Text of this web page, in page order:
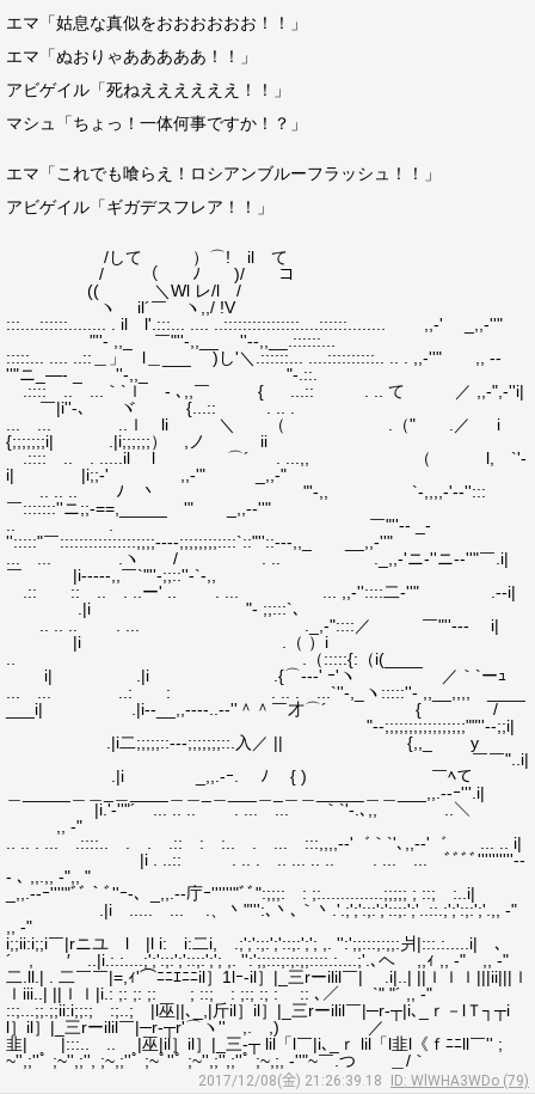
エマ「姑息な真似をおおおおおお！！」
エマ「ぬおりゃあああああ！！」
アビゲイル「死ねええええええ！！」
マシュ「ちょっ！一体何事ですか！？」
エマ「これでも喰らえ！ロシアンブルーフラッシュ！！」
アビゲイル「ギガデスフレア！！」
/して ）⌒! ilゝて
/ （ ﾉ )/ コ
(( ＼Wl レ/l /
ヽ il´￣ ヽ,,/ !V
:::....::::::........ . il l'.:::... .... ..::::::::::::::::....::::::........ ,,-' _,,-''"
"''- ,,_ ￣"''-,,__ ''--,,__.::::::...
:::::... .... ..::＿」 l＿___ )し'＼.::::::... ....::::::::::.. .. . ,,-''" ,, --
''"ニ_―- _ ''-,,_ ゞ "-.::.
.:::: .. ...｀`ｌ - ､,,￣ { ...:: . .. て ／ ,,-",-''i|
￣|i''-､ ヾ {...:: . .. .
... ... ..ｌ li ＼ （ .（" .／ i
{;;;;;;;i| .|i;;;;;;） ,ノ ii
.:::: .. . .....il l ⌒´ . ...,, （ l, `'-
i| |i;;-' ,,-'" _,,-"
.. .. .. ﾉ 丶 "'-,, `-,,,,-'--'':::
￣:::::::''ニ;;-==,_____ '" _,,--''"
.. .ゝ ゝ ￣"''-- _-
'':::::"￣::::::::::::::::;;;;----;;;;;;;;::::`::"''::---,,_ __,,-''"
... ... .ヽ / . .. ._,,-'ニ-''ニ--''"￣.i|
￣ |i-----,,￣`"''-;;::''-`-,,
.:: :: .. . ..ー' .. . ... ... ,,-''::::二-''" .--i|
.|i "- ;;:::`､
.. .. .. . ... ._,-"::::／ ￣"''--- i|
|i .（ ）i
.. .（:::::{:（i(____
i| .|i .{⌒---' ｰ'ヽ ／｀`ーｭ
... ... ..: : . .. . ...`''-,_ヽ:::::''- ,,__,,,, ____
___i| .|i--__,,----..--''＾＾￣才⌒´ { /
"--;;;;;;;;;;;;;;;;;""''--;;i|
.|i二;;;;;::---;;;;;;;::.入／ || {,,_ y
￣￣"..i|
.|i _,,.-ｰ.ゝ ﾉ { ) ￣ﾍて
＿_____＿＿_＿____＿＿_＿___＿_＿＿_____＿＿___,,.--ｰ'''.i|
|i.'‐''"´ ... .. .. . ... ... ｀`'‐.､,, ..＼
,, ‐"
.. .. . ... .::::.. . . .:: : :.. . ... :::,,,,-‐'゛｀`'､,,-‐'゛ ... .. i|
|i . ..:: . .. . .. ... .. .. . ... ... ﾞﾞﾞﾞ''''''''''‐-
- ､ ,,.,, ‐",, "
_,,.--ｰ''''"ﾞﾞ｀ﾞ''ｰ-、_,,.--庁ｰ''''''"ﾞﾞ":;;;: : ;:.............;;;;; ; ::; :..i|
.|i ..... ... .、丶"''':､丶､｀丶.'.;';':;:';'::;:';'..::.;';':;:';'.,, ‐"
,, ‐"
i;;ii:i;;i￣|rニユ l |l i: i:二i, .;';':;:';'::;:';'; ,. '':';;:::;:;;:爿|:::.:.....i| ､
´ , ′ ..|i.:.:....;';':;:';'::;:';'; ,. '':';;:::;:;:;;::::.:....;'.､ヘ ,,ｨ ,, ‐" ,, ‐"
二.ll.| . 二￣￣|=,ｨ'⌒ﾆﾆｴﾆﾆil］1lｰ-il］|_三rーilil￣| .i|..| ||ｌｌｌ|||ii|||ｌ
ｌiii..| ||ｌｌ|i.: ;: ;: ;: ; ::; : ;:; :; : :: ､／ `" "´ ,, ‐"
::;...;;.;;ii:i;;:; :;..; |l巫||､_,|斤il］il］|_三rーilil￣|─r‐┬|i､_ｒ－lＴ┐┬i
l］il］|_三rーilil￣|─r‐┬r'⌒ヽ'' ,. ,) ／
韭| |:::.. .. |巫|il］il］|_三‐┬ lil「l￣|i､_ｒ lil「l韭l《ｆﾆﾆll￣'' ;
~'',;''ﾟ ;~'',;'', ;~,;''ﾟ ;~ﾟ''ﾟ ;~'',;'',;''ﾟ ;~,;, ‐''"~￣.つ ＿/｀
2017/12/08(金) 21:26:39.18
ID: WlWHA3WDo (79)